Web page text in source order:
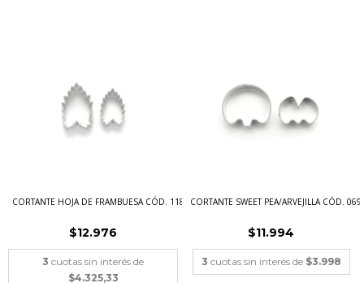
CORTANTE HOJA DE FRAMBUESA CÓD. 118
$12.976
3 cuotas sin interés de
$4.325,33
CORTANTE SWEET PEA/ARVEJILLA CÓD. 069
$11.994
3 cuotas sin interés de $3.998